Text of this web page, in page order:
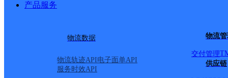
产品服务
物流数据
物流轨迹API电子面单API
服务时效API
物流
交付管理
供应链